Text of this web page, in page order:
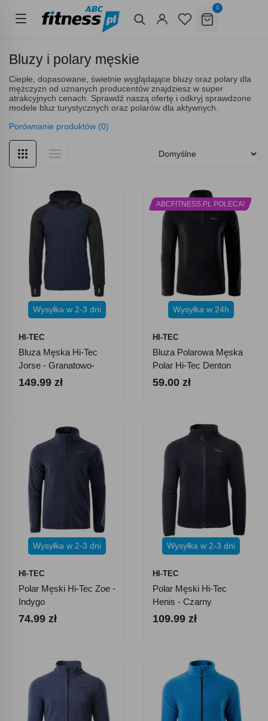
0
Bluzy i polary męskie
Ciepłe, dopasowane, świetnie wyglądające bluzy oraz polary dla
mężczyzn od uznanych producentów znajdziesz w super
atrakcyjnych cenach. Sprawdź naszą ofertę i odkryj sprawdzone
modele bluz turystycznych oraz polarów dla aktywnych.
Porównanie produktów (0)
Wysyłka w 2-3 dni
HI-TEC
Bluza Męska Hi-Tec
Jorse - Granatowo-
Czarna
149.99 zł
ABCFITNESS.PL POLECA!
Wysyłka w 24h
HI-TEC
Bluza Polarowa Męska
Polar Hi-Tec Denton
59.00 zł
Wysyłka w 2-3 dni
HI-TEC
Polar Męski Hi-Tec Zoe -
Indygo
74.99 zł
Wysyłka w 2-3 dni
HI-TEC
Polar Męski Hi-Tec
Henis - Czarny
109.99 zł